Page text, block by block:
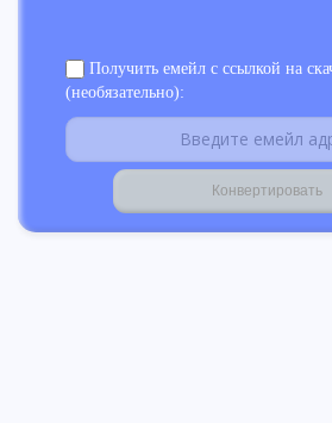
Получить емейл с ссылкой на
(необязательно):